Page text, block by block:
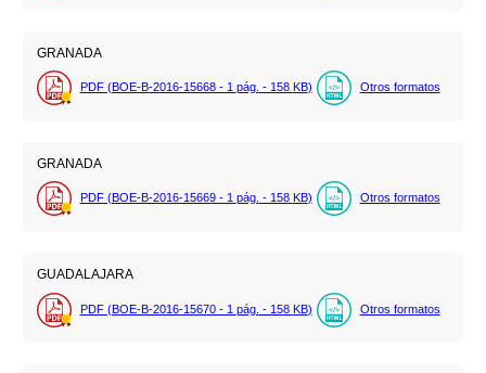
GRANADA
PDF (BOE-B-2016-15668 - 1 pág. - 158 KB) Otros formatos
GRANADA
PDF (BOE-B-2016-15669 - 1 pág. - 158 KB) Otros formatos
GUADALAJARA
PDF (BOE-B-2016-15670 - 1 pág. - 158 KB) Otros formatos